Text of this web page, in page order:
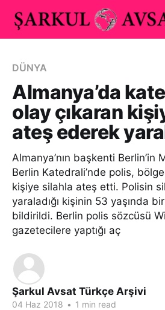
DÜNYA
Almanya’da
olay çıkaran
ateş ederek
Almanya’nın başkenti Berlin’in
Berlin Katedrali’nde polis,
kişiye silahla ateş etti. Polisin
yaraladığı kişinin 53 yaşında
bildirildi. Berlin polis sözcüsü
gazetecilere yaptığı aç
Şarkul Avsat Türkçe Arşivi
04 Haz 2018 • 1 min read